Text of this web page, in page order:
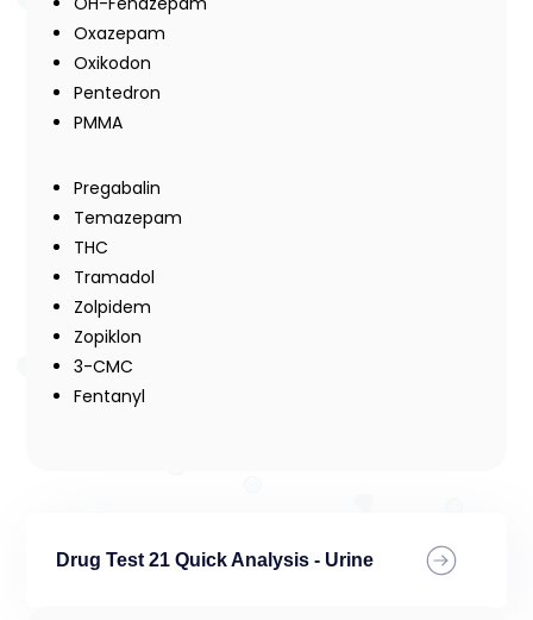
Oxazepam
Oxikodon
Pentedron
PMMA
Pregabalin
Temazepam
THC
Tramadol
Zolpidem
Zopiklon
3-CMC
Fentanyl
Drug Test 21 Quick Analysis - Urine